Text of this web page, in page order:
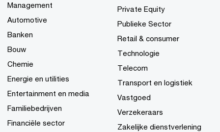
Management
Automotive
Banken
Bouw
Chemie
Energie en utilities
Entertainment en media
Familiebedrijven
Financiële sector
Private Equity
Publieke Sector
Retail & consumer
Technologie
Telecom
Transport en logistiek
Vastgoed
Verzekeraars
Zakelijke dienstverlening